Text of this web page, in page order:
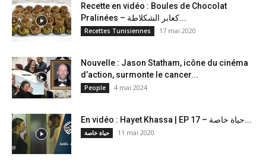
Recette en vidéo : Boules de Chocolat
Pralinées – كعابر الشكلاطة...
Recettes Tunisiennes 17 mai 2020
Nouvelle : Jason Statham, icône du cinéma
d’action, surmonte le cancer...
People 4 mai 2024
En vidéo : Hayet Khassa | EP 17 – حياة خاصة...
حياة خاصة 11 mai 2020